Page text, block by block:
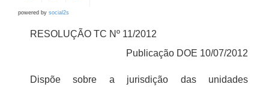
powered by social2s
RESOLUÇÃO TC Nº 11/2012
Publicação DOE 10/07/2012
Dispõe sobre a jurisdição das unidades